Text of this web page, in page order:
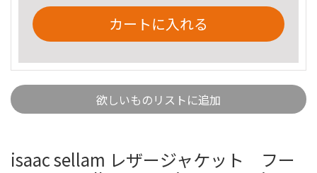
カートに入れる
欲しいものリストに追加
isaac sellam レザージャケット フー